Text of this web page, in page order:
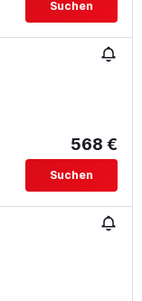
Suchen
568 €
Suchen